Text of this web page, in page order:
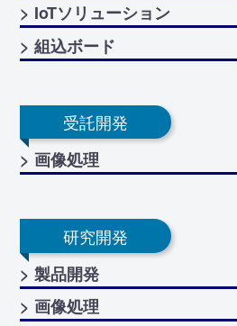
> IoTソリューション
> 組込ボード
受託開発
> 画像処理
研究開発
> 製品開発
> 画像処理